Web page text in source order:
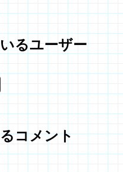
るユーザー
コメント